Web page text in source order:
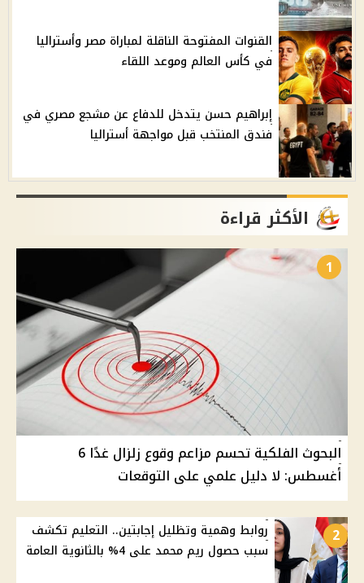
القنوات المفتوحة الناقلة لمباراة مصر وأستراليا
في كأس العالم وموعد اللقاء
إبراهيم حسن يتدخل للدفاع عن مشجع مصري في
فندق المنتخب قبل مواجهة أستراليا
الأكثر قراءة
1
البحوث الفلكية تحسم مزاعم وقوع زلزال غدًا 6
أغسطس: لا دليل علمي على التوقعات
2
روابط وهمية وتظليل إجابتين.. التعليم تكشف
سبب حصول ريم محمد على 4% بالثانوية العامة